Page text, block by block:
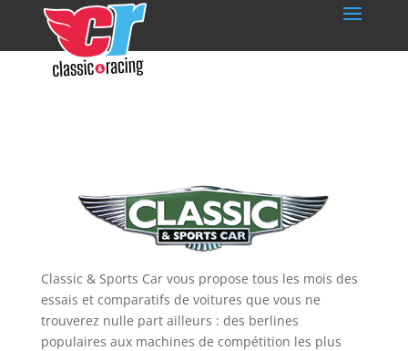
Classic & Sports Car vous propose tous les mois des
essais et comparatifs de voitures que vous ne
trouverez nulle part ailleurs : des berlines
populaires aux machines de compétition les plus